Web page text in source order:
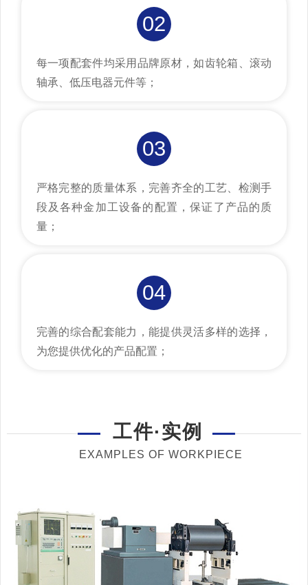
02
每一项配套件均采用品牌原材，如齿轮箱、滚动
轴承、低压电器元件等；
03
严格完整的质量体系，完善齐全的工艺、检测手
段及各种金加工设备的配置，保证了产品的质
量；
04
完善的综合配套能力，能提供灵活多样的选择，
为您提供优化的产品配置；
工件·实例
EXAMPLES OF WORKPIECE